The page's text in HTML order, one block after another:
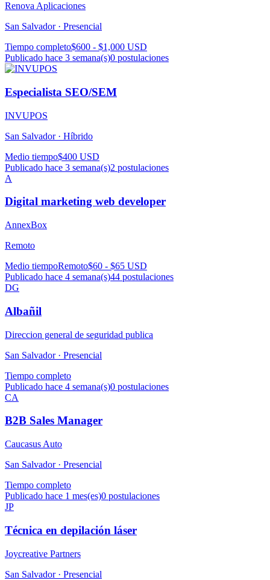
Renova Aplicaciones
San Salvador · Presencial
Tiempo completo$600 - $1,000 USD
Publicado hace 3 semana(s)0 postulaciones
Especialista SEO/SEM
INVUPOS
San Salvador · Híbrido
Medio tiempo$400 USD
Publicado hace 3 semana(s)2 postulaciones
A
Digital marketing web developer
AnnexBox
Remoto
Medio tiempoRemoto$60 - $65 USD
Publicado hace 4 semana(s)44 postulaciones
DG
Albañil
Direccion general de seguridad publica
San Salvador · Presencial
Tiempo completo
Publicado hace 4 semana(s)0 postulaciones
CA
B2B Sales Manager
Caucasus Auto
San Salvador · Presencial
Tiempo completo
Publicado hace 1 mes(es)0 postulaciones
JP
Técnica en depilación láser
Joycreative Partners
San Salvador · Presencial